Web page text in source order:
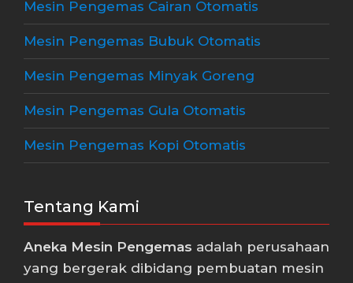
Mesin Pengemas Cairan Otomatis
Mesin Pengemas Bubuk Otomatis
Mesin Pengemas Minyak Goreng
Mesin Pengemas Gula Otomatis
Mesin Pengemas Kopi Otomatis
Tentang Kami
Aneka Mesin Pengemas adalah perusahaan
yang bergerak dibidang pembuatan mesin